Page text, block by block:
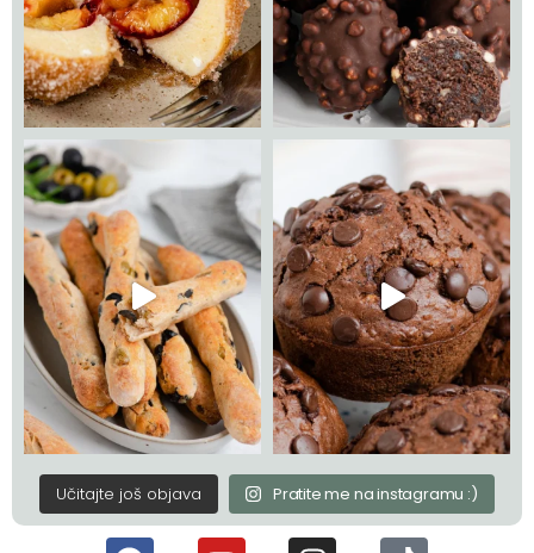
Učitajte još objava Pratite me na instagramu :)